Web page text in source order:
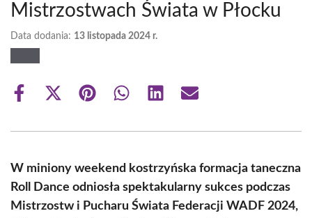
Mistrzostwach Świata w Płocku
Data dodania: 13 listopada 2024 r.
Share
Share
(Twitter)
Share Share Share Share
W miniony weekend kostrzyńska formacja taneczna
Roll Dance odniosła spektakularny sukces podczas
Mistrzostw i Pucharu Świata Federacji WADF 2024,